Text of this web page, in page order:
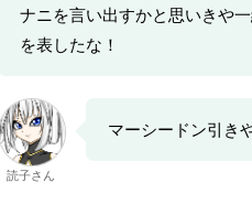
ナニを言い出すかと思いきや
を表したな！
読子さん
マーシードン引き